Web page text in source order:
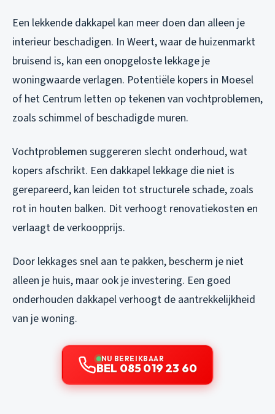
Een lekkende dakkapel kan meer doen dan alleen je
interieur beschadigen. In Weert, waar de huizenmarkt
bruisend is, kan een onopgeloste lekkage je
woningwaarde verlagen. Potentiële kopers in Moesel
of het Centrum letten op tekenen van vochtproblemen,
zoals schimmel of beschadigde muren.
Vochtproblemen suggereren slecht onderhoud, wat
kopers afschrikt. Een dakkapel lekkage die niet is
gerepareerd, kan leiden tot structurele schade, zoals
rot in houten balken. Dit verhoogt renovatiekosten en
verlaagt de verkoopprijs.
Door lekkages snel aan te pakken, bescherm je niet
alleen je huis, maar ook je investering. Een goed
onderhouden dakkapel verhoogt de aantrekkelijkheid
van je woning.
NU BEREIKBAAR
BEL 085 019 23 60